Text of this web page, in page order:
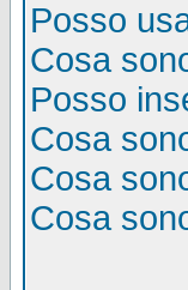
Posso
Cosa
Posso
Cosa
Cosa
Cosa